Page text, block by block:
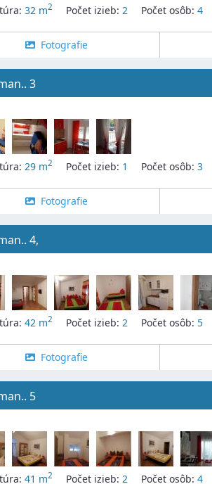
32 m2 Počet izieb: 2 Počet osôb: 4
Fotografie
3
29 m2 Počet izieb: 1 Počet osôb: 3
Fotografie
4,
42 m2 Počet izieb: 2 Počet osôb: 5
Fotografie
5
41 m2 Počet izieb: 2 Počet osôb: 4